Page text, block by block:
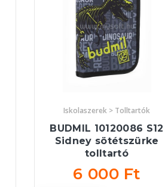
Iskolaszerek > Tolltartók
BUDMIL 10120086 S12
Sidney sötétszürke
tolltartó
6 000 Ft